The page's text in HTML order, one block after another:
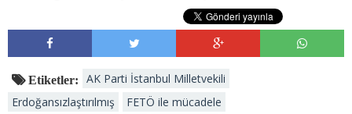
Etiketler:
AK Parti İstanbul Milletvekili
Erdoğansızlaştırılmış
FETÖ ile mücadele